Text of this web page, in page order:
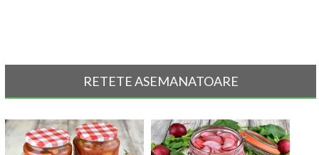
RETETE ASEMANATOARE